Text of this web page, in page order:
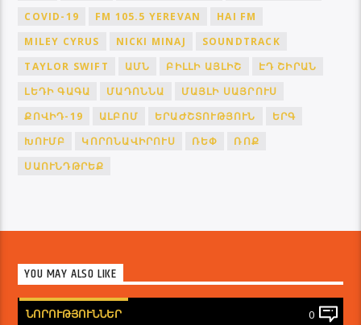
COVID-19
FM 105.5 YEREVAN
HAI FM
MILEY CYRUS
NICKI MINAJ
SOUNDTRACK
TAYLOR SWIFT
ԱՄՆ ԲԻԼԼԻ ԱՅԼԻՇ
ԷԴ ՇԻՐԱՆ
ԼԵԴԻ ԳԱԳԱ
ՄԱԴՈՆՆԱ
ՄԱՅԼԻ ՍԱՅՐՈՒՍ
ՔՈՎԻԴ-19
ԱԼԲՈՄ ԵՐԱԺՇՏՈՒԹՅՈՒՆ
ԵՐԳ
ԽՈՒՄԲ
ԿՈՐՈՆԱՎԻՐՈՒՍ ՌԵՓ
ՌՈՔ
ՍԱՈՒՆԴԹՐԵՔ
YOU MAY ALSO LIKE
ՆՈՐՈՒԹՅՈՒՆՆԵՐ 0